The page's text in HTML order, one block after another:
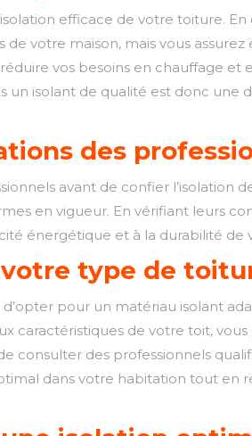
efficace de votre toiture.
votre maison, mais vous
vos besoins en chauffage et
un isolant de qualité est donc une
des
avant de confier l’isolation
en vigueur. En vérifiant leurs
énergétique et à la durabilité de
type de
pour un matériau isolant
caractéristiques de votre toit,
des professionnels
dans votre habitation tout en